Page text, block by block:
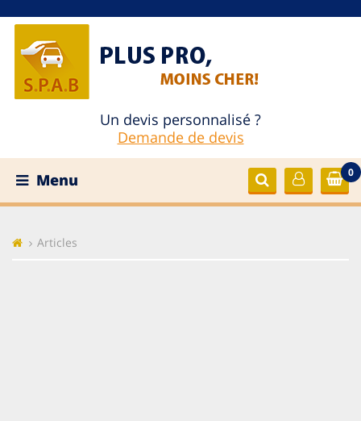
Un devis personnalisé ?
Demande de devis
0
Menu
Articles